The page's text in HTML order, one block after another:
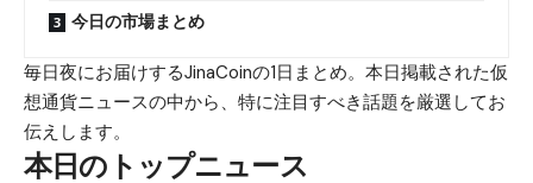
今日の市場まとめ
毎日夜にお届けするJinaCoinの1日まとめ。本日掲載された仮
想通貨ニュースの中から、特に注目すべき話題を厳選してお
伝えします。
本日のトップニュース